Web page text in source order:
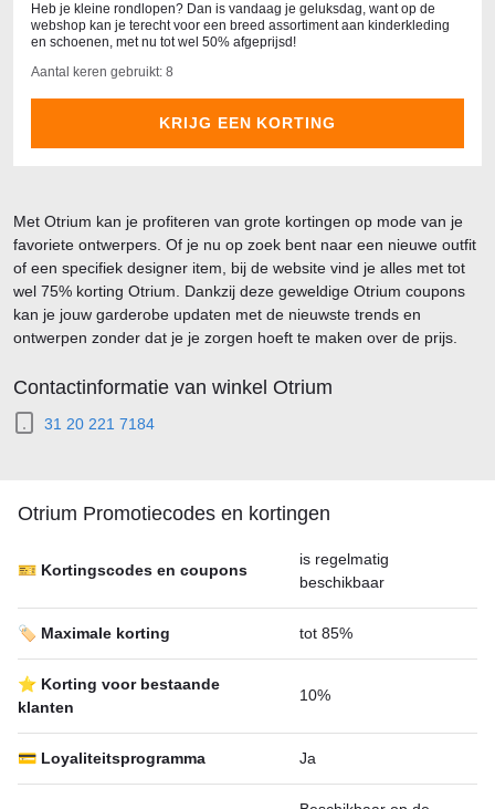
Heb je kleine rondlopen? Dan is vandaag je geluksdag, want op de
webshop kan je terecht voor een breed assortiment aan kinderkleding
en schoenen, met nu tot wel 50% afgeprijsd!
Aantal keren gebruikt: 8
KRIJG EEN KORTING
Otrium Promotiecodes en kortingen
🎫 Kortingscodes en coupons
is regelmatig
beschikbaar
🏷️ Maximale korting tot 85%
⭐ Korting voor bestaande
klanten
10%
💳 Loyaliteitsprogramma Ja
Met Otrium kan je profiteren van grote kortingen op mode van je
favoriete ontwerpers. Of je nu op zoek bent naar een nieuwe outfit
of een specifiek designer item, bij de website vind je alles met tot
wel 75% korting Otrium. Dankzij deze geweldige Otrium coupons
kan je jouw garderobe updaten met de nieuwste trends en
ontwerpen zonder dat je je zorgen hoeft te maken over de prijs.
Contactinformatie van winkel Otrium
31 20 221 7184